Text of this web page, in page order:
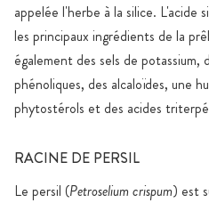
appelée l'herbe à la silice. L'acide
les principaux ingrédients de la
également des sels de potassium,
phénoliques, des alcaloïdes, une
phytostérols et des acides
RACINE DE PERSIL
Le persil (Petroselium crispum) est